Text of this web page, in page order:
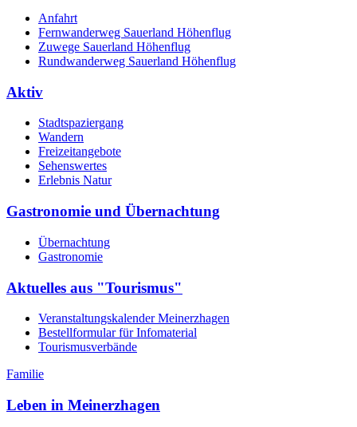
Anfahrt
Fernwanderweg Sauerland Höhenflug
Zuwege Sauerland Höhenflug
Rundwanderweg Sauerland Höhenflug
Aktiv
Stadtspaziergang
Wandern
Freizeitangebote
Sehenswertes
Erlebnis Natur
Gastronomie und Übernachtung
Übernachtung
Gastronomie
Aktuelles aus "Tourismus"
Veranstaltungskalender Meinerzhagen
Bestellformular für Infomaterial
Tourismusverbände
Familie
Leben in Meinerzhagen